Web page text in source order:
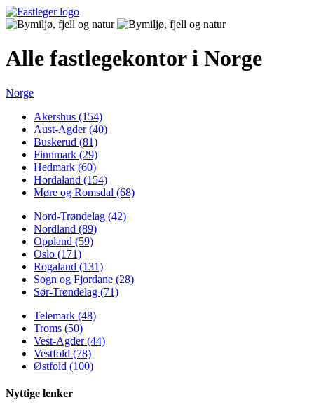
Alle fastlegekontor i Norge
Norge
Akershus (154)
Aust-Agder (40)
Buskerud (81)
Finnmark (29)
Hedmark (60)
Hordaland (154)
Møre og Romsdal (68)
Nord-Trøndelag (42)
Nordland (89)
Oppland (59)
Oslo (171)
Rogaland (131)
Sogn og Fjordane (28)
Sør-Trøndelag (71)
Telemark (48)
Troms (50)
Vest-Agder (44)
Vestfold (78)
Østfold (100)
Nyttige lenker